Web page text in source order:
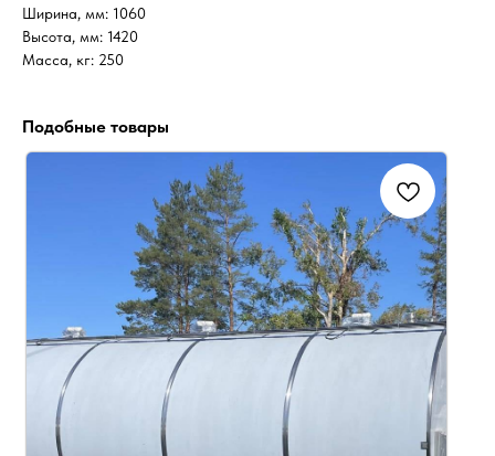
Ширина, мм: 1060
Высота, мм: 1420
Масса, кг: 250
Подобные товары